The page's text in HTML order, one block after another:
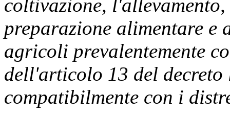
coltivazione,
preparazione alimentare
agricoli prevalentemente
dell'articolo 13 del
compatibilmente con i